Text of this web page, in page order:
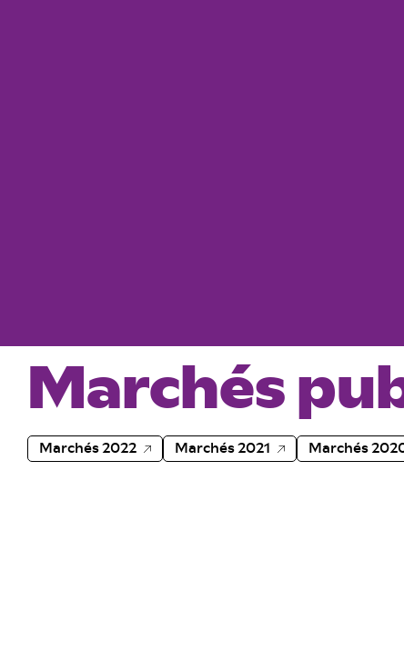
Marchés
Marchés 2022 Marchés 2021 Marchés